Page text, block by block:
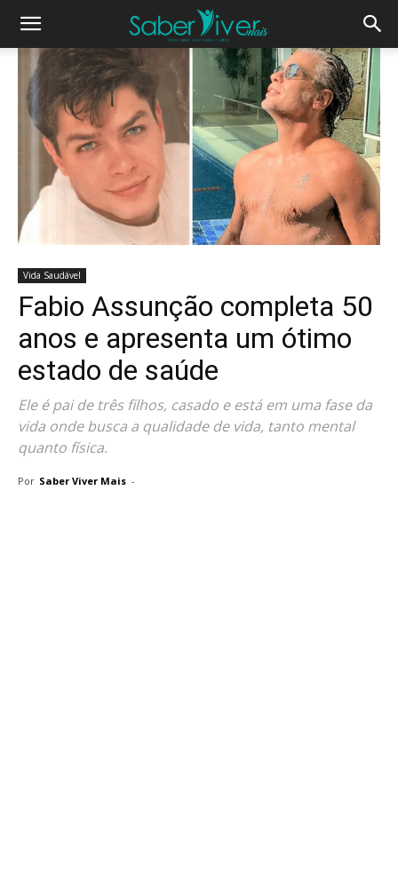
Vida Saudável
Fabio Assunção completa 50
anos e apresenta um ótimo
estado de saúde
Ele é pai de três filhos, casado e está em uma fase da
vida onde busca a qualidade de vida, tanto mental
quanto física.
Por Saber Viver Mais -